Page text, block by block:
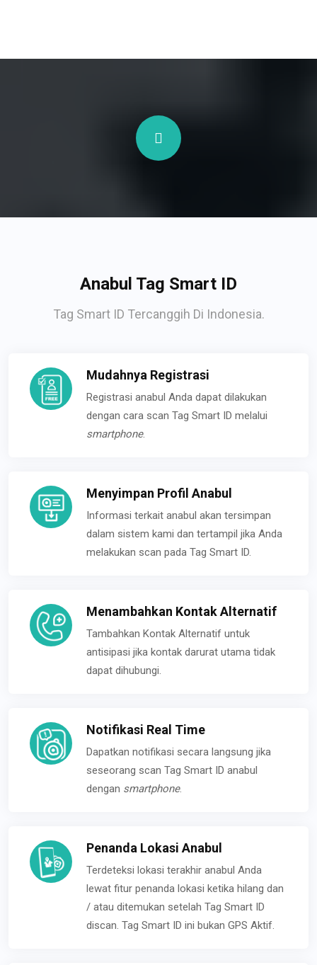
Anabul Tag Smart ID
Tag Smart ID Tercanggih Di Indonesia.
Mudahnya Registrasi
Registrasi anabul Anda dapat dilakukan
dengan cara scan Tag Smart ID melalui
smartphone.
Menyimpan Profil Anabul
Informasi terkait anabul akan tersimpan
dalam sistem kami dan tertampil jika Anda
melakukan scan pada Tag Smart ID.
Menambahkan Kontak Alternatif
Tambahkan Kontak Alternatif untuk
antisipasi jika kontak darurat utama tidak
dapat dihubungi.
Notifikasi Real Time
Dapatkan notifikasi secara langsung jika
seseorang scan Tag Smart ID anabul
dengan smartphone.
Penanda Lokasi Anabul
Terdeteksi lokasi terakhir anabul Anda
lewat fitur penanda lokasi ketika hilang dan
/ atau ditemukan setelah Tag Smart ID
discan. Tag Smart ID ini bukan GPS Aktif.